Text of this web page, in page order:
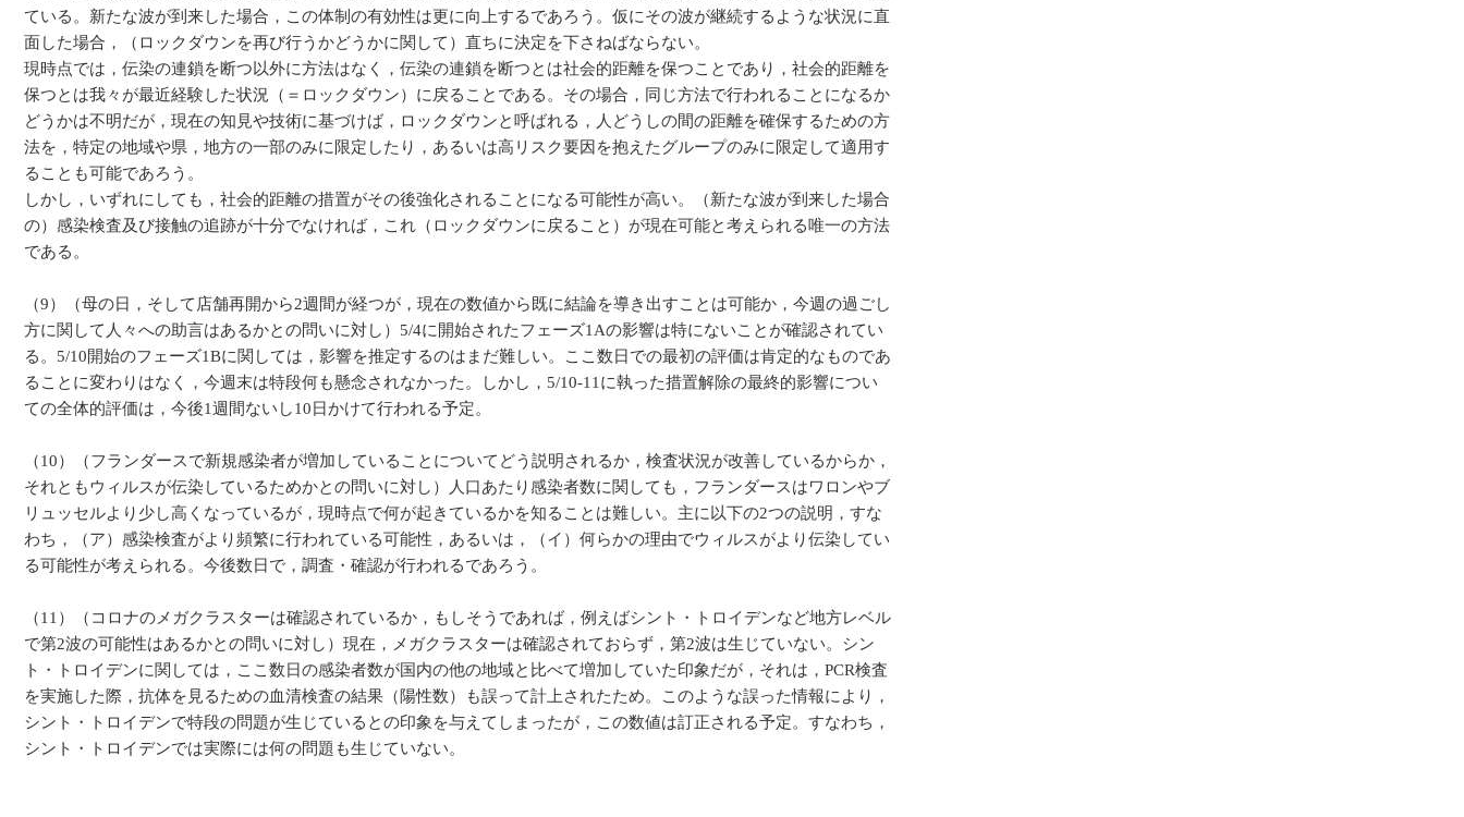
ている。新たな波が到来した場合，この体制の有効性は更に向上するであろう。仮にその波が継続するような状況に直
面した場合，（ロックダウンを再び行うかどうかに関して）直ちに決定を下さねばならない。
現時点では，伝染の連鎖を断つ以外に方法はなく，伝染の連鎖を断つとは社会的距離を保つことであり，社会的距離を
保つとは我々が最近経験した状況（＝ロックダウン）に戻ることである。その場合，同じ方法で行われることになるか
どうかは不明だが，現在の知見や技術に基づけば，ロックダウンと呼ばれる，人どうしの間の距離を確保するための方
法を，特定の地域や県，地方の一部のみに限定したり，あるいは高リスク要因を抱えたグループのみに限定して適用す
ることも可能であろう。
しかし，いずれにしても，社会的距離の措置がその後強化されることになる可能性が高い。（新たな波が到来した場合
の）感染検査及び接触の追跡が十分でなければ，これ（ロックダウンに戻ること）が現在可能と考えられる唯一の方法
である。
（9）（母の日，そして店舗再開から2週間が経つが，現在の数値から既に結論を導き出すことは可能か，今週の過ごし
方に関して人々への助言はあるかとの問いに対し）5/4に開始されたフェーズ1Aの影響は特にないことが確認されてい
る。5/10開始のフェーズ1Bに関しては，影響を推定するのはまだ難しい。ここ数日での最初の評価は肯定的なものであ
ることに変わりはなく，今週末は特段何も懸念されなかった。しかし，5/10-11に執った措置解除の最終的影響につい
ての全体的評価は，今後1週間ないし10日かけて行われる予定。
（10）（フランダースで新規感染者が増加していることについてどう説明されるか，検査状況が改善しているからか，
それともウィルスが伝染しているためかとの問いに対し）人口あたり感染者数に関しても，フランダースはワロンやブ
リュッセルより少し高くなっているが，現時点で何が起きているかを知ることは難しい。主に以下の2つの説明，すな
わち，（ア）感染検査がより頻繁に行われている可能性，あるいは，（イ）何らかの理由でウィルスがより伝染してい
る可能性が考えられる。今後数日で，調査・確認が行われるであろう。
（11）（コロナのメガクラスターは確認されているか，もしそうであれば，例えばシント・トロイデンなど地方レベル
で第2波の可能性はあるかとの問いに対し）現在，メガクラスターは確認されておらず，第2波は生じていない。シン
ト・トロイデンに関しては，ここ数日の感染者数が国内の他の地域と比べて増加していた印象だが，それは，PCR検査
を実施した際，抗体を見るための血清検査の結果（陽性数）も誤って計上されたため。このような誤った情報により，
シント・トロイデンで特段の問題が生じているとの印象を与えてしまったが，この数値は訂正される予定。すなわち，
シント・トロイデンでは実際には何の問題も生じていない。